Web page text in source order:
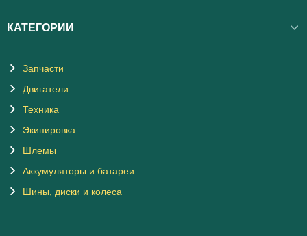
КАТЕГОРИИ
Запчасти
Двигатели
Техника
Экипировка
Шлемы
Аккумуляторы и батареи
Шины, диски и колеса